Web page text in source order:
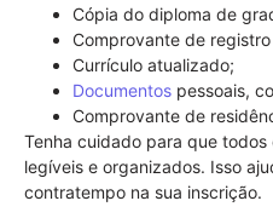
Cópia do diploma de
Comprovante de
Currículo atualizado;
Documentos pessoais,
Comprovante de
Tenha cuidado para que todos
legíveis e organizados. Isso
contratempo na sua inscrição.